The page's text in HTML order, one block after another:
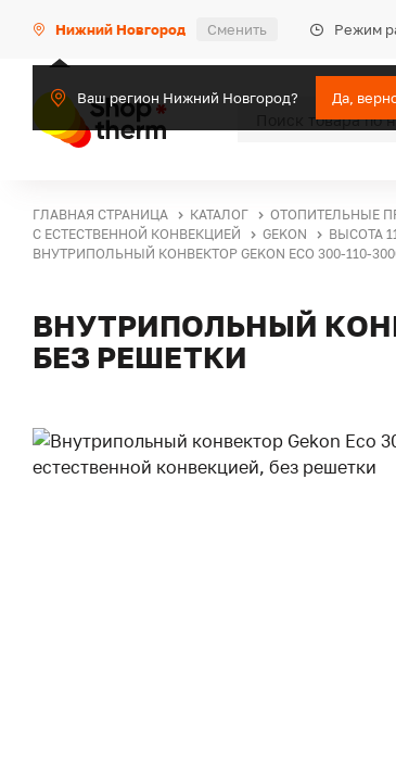
Нижний Новгород Сменить Режим
Ваш регион Нижний Новгород? Да,
ГЛАВНАЯ СТРАНИЦА КАТАЛОГ ОТОПИТЕЛЬНЫЕ
С ЕСТЕСТВЕННОЙ КОНВЕКЦИЕЙ
GEKON ВЫСОТА
ВНУТРИПОЛЬНЫЙ КОНВЕКТОР GEKON ECO 300-110-
ВНУТРИПОЛЬНЫЙ
БЕЗ РЕШЕТКИ